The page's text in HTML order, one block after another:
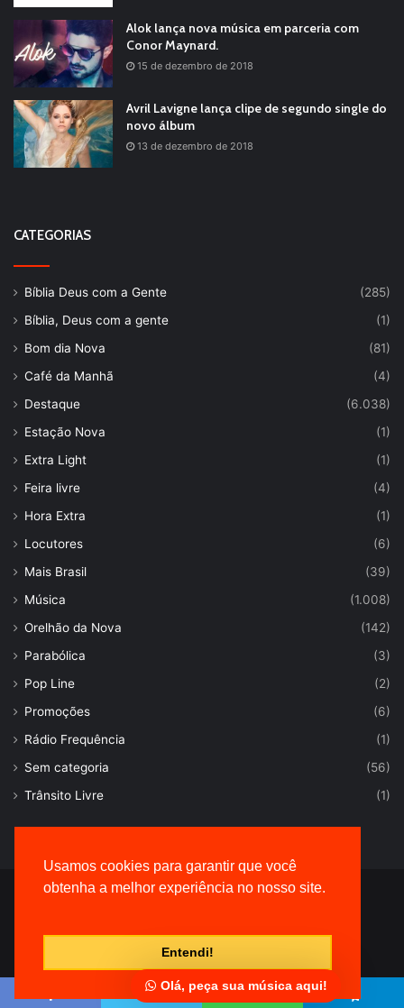
Usamos cookies para garantir que você
obtenha a melhor experiência no nosso site.
Entendi!
Olá, peça sua música aqui!
Alok lança nova música em parceria com
Conor Maynard.
15 de dezembro de 2018
Avril Lavigne lança clipe de segundo single do
novo álbum
13 de dezembro de 2018
CATEGORIAS
Bíblia Deus com a Gente
(285)
Bíblia, Deus com a gente
(1)
Bom dia Nova
(81)
Café da Manhã
(4)
Destaque
(6.038)
Estação Nova
(1)
Extra Light
(1)
Feira livre
(4)
Hora Extra
(1)
Locutores
(6)
Mais Brasil
(39)
Música
(1.008)
Orelhão da Nova
(142)
Parabólica
(3)
Pop Line
(2)
Promoções
(6)
Rádio Frequência
(1)
Sem categoria
(56)
Trânsito Livre
(1)